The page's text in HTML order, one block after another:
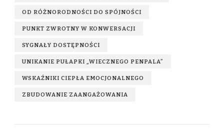
OD RÓŻNORODNOŚCI DO SPÓJNOŚCI
PUNKT ZWROTNY W KONWERSACJI
SYGNAŁY DOSTĘPNOŚCI
UNIKANIE PUŁAPKI „WIECZNEGO PENPALA”
WSKAŹNIKI CIEPŁA EMOCJONALNEGO
ZBUDOWANIE ZAANGAŻOWANIA